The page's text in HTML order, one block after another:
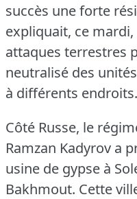
succès une forte
expliquait, ce
attaques terrestres
neutralisé des
à différents endroits.
Côté Russe, le
Ramzan Kadyrov a
usine de gypse à
Bakhmout. Cette